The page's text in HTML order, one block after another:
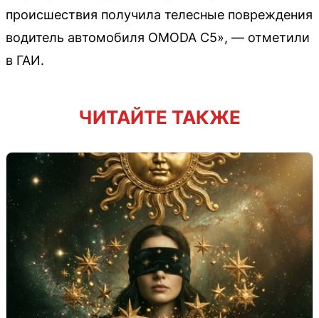
происшествия получила телесные повреждения
водитель автомобиля OMODA C5», — отметили
в ГАИ.
ЧИТАЙТЕ ТАКЖЕ